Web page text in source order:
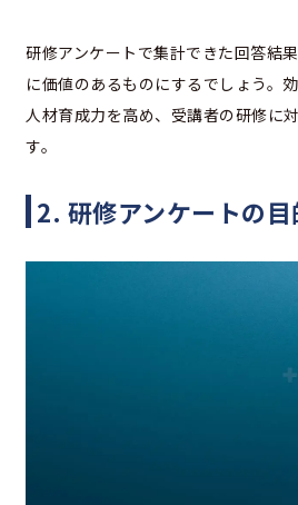
研修アンケートで集計できた回答結
に価値のあるものにするでしょう。
人材育成力を高め、受講者の研修に
す。
2. 研修アンケートの目